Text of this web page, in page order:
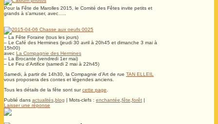
Pour la Fête de Marolles 2015, le Comité des Fêtes invite petits et
grands à s’amuser, avec…..
– La Fête Foraine (tous les jours)
– Le Café des Hermines (jeudi 30 avril à 20h45 et dimanche 3 mai à
15h00)
avec La Compagnie des Hermines
– La Brocante (vendredi 1er mai)
– Le Feu d’Artifice (samedi 2 mai à 22h45)
Samedi, à partir de 14h30, la Compagnie d’Art de rue TAN ELLEIL
vous proposera des contes et légendes anciens.
Tous les détails de la fête sont surcette page
Publié dans actualités blog | Mots-clefs : enchantée fête forêt |
Laisser une réponse